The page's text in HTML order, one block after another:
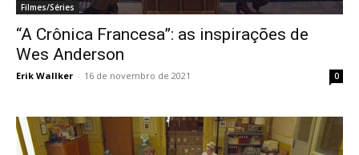
Filmes/Séries
“A Crônica Francesa”: as inspirações de
Wes Anderson
Erik Wallker - 16 de novembro de 2021 0